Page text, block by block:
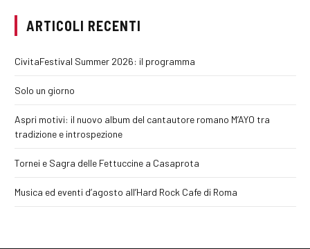
ARTICOLI RECENTI
CivitaFestival Summer 2026: il programma
Solo un giorno
Aspri motivi: il nuovo album del cantautore romano M’AYO tra
tradizione e introspezione
Tornei e Sagra delle Fettuccine a Casaprota
Musica ed eventi d’agosto all’Hard Rock Cafe di Roma